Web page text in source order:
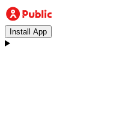
Install App